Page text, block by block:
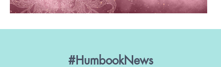
#HumbookNews